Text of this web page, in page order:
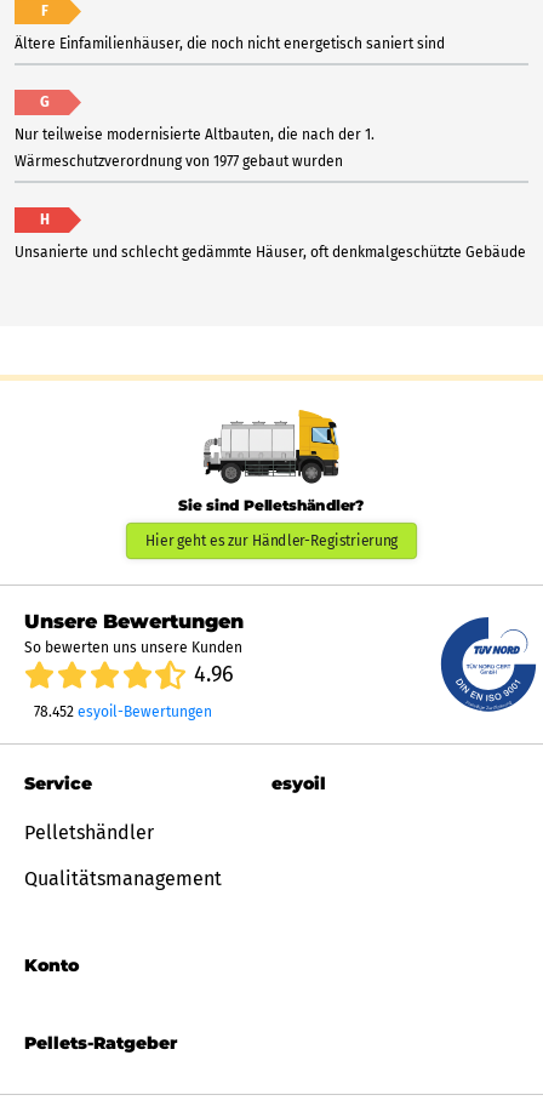
F
Ältere Einfamilienhäuser, die noch nicht energetisch saniert sind
G
Nur teilweise modernisierte Altbauten, die nach der 1.
Wärmeschutzverordnung von 1977 gebaut wurden
H
Unsanierte und schlecht gedämmte Häuser, oft denkmalgeschützte Gebäude
Sie sind Pelletshändler?
Hier geht es zur Händler-Registrierung
Unsere Bewertungen
So bewerten uns unsere Kunden
4.96
78.452 esyoil-Bewertungen
Pellets-Ratgeber
Service
Pelletshändler
Qualitätsmanagement
Konto
esyoil